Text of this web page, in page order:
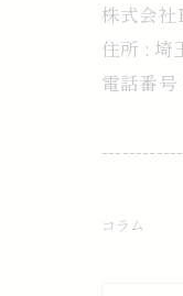
株式会社
住所 : 埼
電話番号
コラム